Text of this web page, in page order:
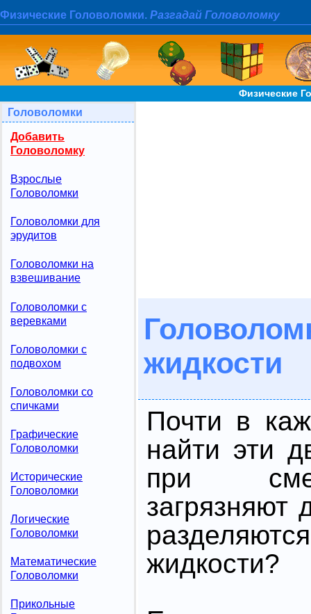
Физические Головоломки. Разгадай Головоломку
Физические
Головоломки
Добавить
Головоломку
Взрослые
Головоломки
Головоломки для
эрудитов
Головоломки на
взвешивание
Головоломки с
веревками
Головоломки с
подвохом
Головоломки со
спичками
Графические
Головоломки
Исторические
Головоломки
Логические
Головоломки
Математические
Головоломки
Прикольные
жидкости
Почти в
найти эти
при
загрязняют
жидкости?